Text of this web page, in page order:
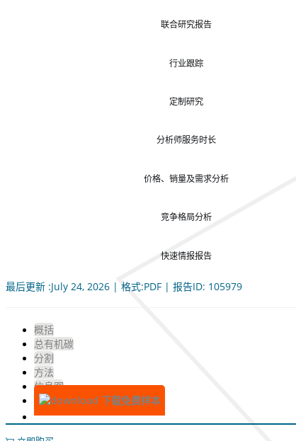
联合研究报告
行业跟踪
定制研究
分析师服务时长
价格、销量及需求分析
竞争格局分析
快速情报报告
最后更新 :July 24, 2026 | 格式:PDF | 报告ID: 105979
概括
总有机碳
分割
方法
信息图
下载免费样本